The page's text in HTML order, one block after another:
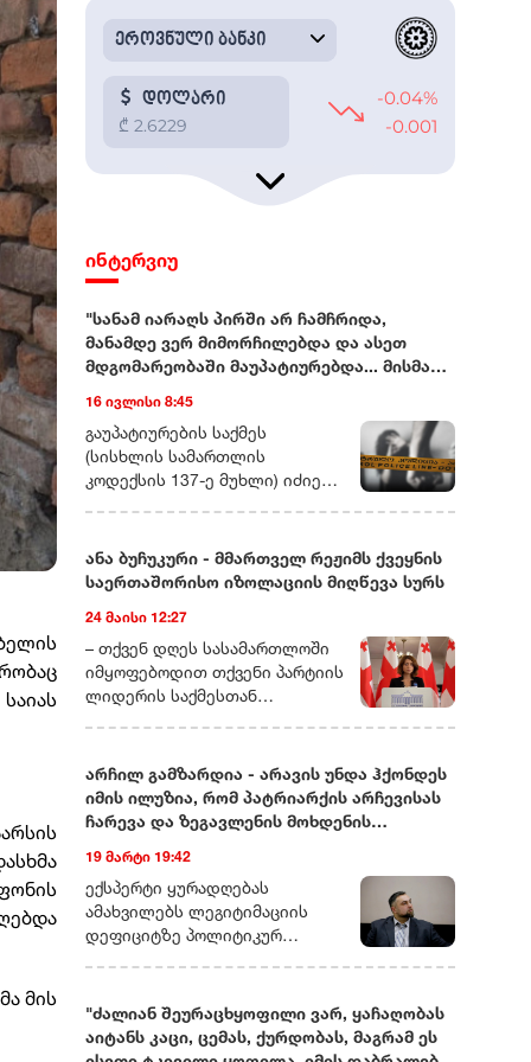
მის
ინტერვიუ
"სანამ იარაღს პირში არ ჩამჩრიდა,
მანამდე ვერ მიმორჩილებდა და ასეთ
მდგომარეობაში მაუპატიურებდა... მისმა
გამაუპატიურეს"
16 ივლისი 8:45
გაუპატიურების საქმეს (სისხლის სამართლის კოდექსის 137-ე მუხლი) იძიებს შინაგან საქმეთა სამინისტროს სამეგრელო-ზემო სვანეთის პოლიციის დეპარტამენტი.ორი, ერთმანეთისგან დამოუკიდებელი წყარო გვეუბნება, რომ პოლიციამ უკვე დაკითხა ის ადამიანები, რომლებმაც, შესაძლოა, ამ ისტორიის შესახებ რამე იცოდნენ.რადიო თავისუფლების ინფორმაციითვე, გამოძიება დაახლოებით ერთი თვის წინ, სოციალურ ქსელში გავრცელებული ვიდეომიმართვების საფუძველზეა დაწყებული.სწორედ ერთი თვის წინ დაუკავშირდა გამომძიებელი 43 წლის ნატა ვიბლიანს, ქალს, რომელიც ამბობს, რომ 90-იან წლებში, რამდენიმე წლის განმავლობაში, მას სისტემატურად აუპატიურებდა თანასოფლელი, სრულწლოვანი კაცი. ამ კაცის გარდა, ნატა ვიბლიანი გაუპატიურებაში ბრალს კიდევ სამ თანასოფლელს სდებს.ვიდეომიმართვებით დაწყებული საქმენატა ვიბლიანის ვიდეომიმართვები სოციალურ ქსელში დაახლოებით სამი თვის წინ გამოჩნდა. ემიგრანტი ქალი ჰყვებოდა, რომ 1990-იან წლებში, სვანეთში, სოფელ სგურიშში, სადაც ის ოჯახთან ერთად ცხოვრობდა, სისტემატური სექსუალური ძალადობის მსხვერპლი იყო. ქალი ღიად ასახელებს იმ კაცების ვინაობას, რომლებმაც მისი თქმით, მასზე ბავშვობისას იძალადეს.ამ ჩანაწერებს არაერთგვაროვანი გამოხმაურება მოჰყვა - სოციალური ქსელების მომხმარებლების ნაწილი გამოძიების დაწყებას, ქალის უფლებების დაცვას, სამართლიანობის აღდგენას მოითხოვს. ისინი ნატა ვიბლიანის მხარდამჭერ, სოლიდარობის გამომხატველ ვიდეომიმართვებსაც ავრცელებენ.ნაწილს კი მიაჩნია, რომ ქალი ყოფილი თანასოფლელების რეპუტაციის შელახვას ცდილობს და ვიდეოების კომენტარებში მას შეურაცხმყოფელი სიტყვებით მიმართავს.„მაუპატიურებდა ბოსელში, სახლში, მინდორში“ - ნატა ვიბლიანის ნაამბობინატა ვიბლიანს რადიო თავისუფლება პირველად რამდენიმე დღის წინ, საზღვარგარეთ დაუკავშირდა. ის წლებია, ემიგრაციაში ცხოვრობს. ჰყავს შვილი და სამი თვის შვილიშვილი.გვეუბნება, რომ ამ 35 წლის განმავლობაში, არ ყოფილა დღე, როდესაც მის თავს გადამხდარ ამბავზე არ უფიქრია: „როცა ძალა მოვიკრიბე, როცა რაღაც ცოდნაც დავაგროვე, გავბედე და ვთქვი, იმ ხალხის დასასჯელად კი არა, სამართლიანობის აღსადგენად“, - ამბობს ნატა ვიბლიანი.ქალს უჭირს დააზუსტოს კონკრეტული წლები, როცა მისი თქმით, თანასოფლელი კაცი - ნათლიის ძმა, მასზე სექსუალურად ძალადობდა:„4 კლასის განათლება მაქვს. ნათლად მახსოვს ფაქტები, მაგრამ წლების დასახელება მიჭირს. მამაჩემის გარდაცვალებიდან ერთი წლის შემდეგ დაიწყო ეს ჯოჯოხეთი. მამას წლისთავის მერე, რამდენიმე დღეში. მამა 7 წლის ასაკში ჩამაკვდა ხელებში და ოთხი და-ძმა დავრჩით, დედაჩემის ამარა“.ნატა ვიბლიანი ამბობს, რომ კაცმა ის პირველად საქონლის სადგომში გააუპატიურა:„ძროხას ვწველიდი, იქ შემოვიდა. თავზე გადამისვა ხელი, ნუ გეშინიაო... ტკივილისგან გავითიშე, რამდენი ხანი ვეგდე იმ ბოსელში, იმ მდგომარეობაში, არ მახსოვს. გონზე რომ მოვედი, ეს ადამიანი იქ აღარ იყო. დამტოვა და გაიქცა“...ნატა ვიბლიანი ჰყვება, რომ იმ დღის შემდეგ, მასზე ძალადობა სისტემატური გახდა, მათ შორის, იარაღის მუქარით:„დაუმორჩილებელი ბავშვი ვიყავი, სანამ იარაღს არ აიღებდა და პირში არ ჩამჩრიდა პისტოლეტის ლულას, მანამდე ვერ მიმორჩილებდა და ასეთ მდგომარეობაში მაუპატიურებდა. ჩემს უმცროს ძმებს უშვერდა იარაღს და ამბობდა, რომ ხმას თუ ამოვიღებდი, იმათ დახოცავდა“.ქალი არამხოლოდ გაუპატიურებაზე არამედ ძალადობისა და დაშინების სხვა ეპიზოდებსაც ჰყვება:„ცხენზე გამომაბა და სადაც ზაფხულობით, საბალახოდ გადაგვყავდა საქონელი, იქამდე მათრია ცხენზე მიბმული, რომ ვინმესთვის არ მეთქვა სიმართლე“.ნატა ვიბლიანის მონათხრობით, ის 14 წლის იქნებოდა, როდესაც დაორსულდა და ბავშვი ნაადრევად გააჩინა:„ვიცი, რომ ცოცხალი დაიბადა, დავინახე და ხმაც გავიგე, ჩემი ინფორმაციით, ექიმი, რომელმაც მამშობიარა, ცოცხალი აღარაა. მახსოვს დიალოგი, ექიმმა როგორ იკითხა ბავშვზე, რა ვუყოთო და ის [კაცი, რომელიც ნატა ვიბლიანის თქმით, მასზე სექსუალურად ძალადობდა] პასუხობდა, მოკალითო. ბავშვს რა ბედი ეწია, არ ვიცი“.43 წლის ქალი ამბობს, რომ სოფელ სგურიშში, როგორც მისმა ოჯახის წევრებმა და ნათესავებმა, ისე სხვა თანასოფლელებმა იცოდნენ, რომ მასზე სექსუალურად ძალადობდნენ, თუმცა ამბობს, რომ თანასოფლელები, მათ შორის, საკუთარი გვარიც წარმომადგენლებიც მას ადანაშაულებდნენ: "[ვიბლიანებთან] ნათლობის სუფრაზე მივედი, გამოვიდნენ, თუკი რამე სალანძღავი სიტყვა იყო, ყველაფერი მეძახეს. ეზოში ბავშვები იყვნენ და ბავშვებმა ქვების სროლით გამომაცილეს".ნატა ვიბლიანის თქმით, 1990-იანი წლების შუაში, ზუგდიდის სამხარეო პოლიციას მიმართა მისმა ბაბუამ, დედის მამამ, თუმცა, საქმის გამოძიება მალევე შეწყდა:„ექსპერტიზაც ჩამიტარეს მაშინ. მაგრამ ამ ადამიანს ნაცნობები ჰყავდა პოლიციაში და ძალიან ბევრი რამ მიიჩქმალა. დაახლოებით ერთ კვირაში, ისევ ჩემმა ოჯახმა, საჩივარი უკან გამოიტანა და ასე დასრულდა ეს საქმე“."რადიო თავისუფლებამ" შინაგან საქმეთა სამინისტროსგან გამოითხოვა 1990-იან წლებში დაწყებული გამოძიების შესახებ ინფორმაცია. უწყებისგან პასუხი ჯერ არ მიგვიღია.გარდა იმ კაცისა, რომელიც ნატა ვიბლიანის თქმით, მასზე სისტემატურად ძალადობდა, ქალი ამბობს, რომ ის იმავე პერიოდში გააუპატიურა კიდევ სამმა კაცმა:„სამივენი ამ კაცის ნათესავები არიან. მათ სწორედ მისი ჩარევით გამაუპატიურეს, მისი სიბინძურის დასაფარად, რომ ხმა ვერ ამომეღო ვერასდროს, როგორც ქალს, რომ ვერასდროს მეთქვა, რომ მე ამდენმა კაცმა გამაუპატიურა“.ნატა ვიბლიანი ამბობს, რომ ის და მისი ოჯახი, მოგვარეების ნაწილის ზეწოლის გამო იძულებული გახდა სოფლიდან 1990-იანი წლების ბოლოს გადასახლებულიყო:„ნოდარიშარები შეგროვდნენ და გადაწყვიტეს, რომ ჩვენი იქ ცხოვრება აღარ შეიძლებოდა, მოგვცეს 22 ათასი ლარი [სოფელში არსებული სახლის სანაცვლო თანხა] და დედასთან და და-ძმებთან ერთად წავედით ზუგდიდში. სოფელში ძალიან კარგი სახლი დავტოვეთ და ზუგდიდში აღმოვჩნდით გაუსაძლის პირობებში. მაშინ ჯერ კიდევ არასრულწლოვანი ვიყავი, მქონდა თვითმკვლელობის მცდელობაც, მაგრამ გადავრჩი.როგორც კი გამოვკეთდი და ძალა მოვიკრიბე, წავედი სახლიდან ქუთაისში და იმის შემდეგ ჩემი ოჯახის წევრებს აღარ გავკარებივარ, აღარც დედმამიშვილებს, არც დედას და არავის. როცა მჭირდებოდა, მაშინ არავინ დამიდგა გვერდში, არც დედაჩემი.ჩემი შვილი ისე გახდა 7 წლის, რომ ნათესავებთან კავშირი არ მქონია. მართალია, შემდეგ აღვადგინე ურთიერთობა, მაგრამ ისე მექცეოდნენ, თითქოს მე ვიყავი დამნაშავე და ამიტომ აღარ მინდა არავისთან ურთიერთობა“.„პირველ რიგში, მოვითხოვთ გამოკითხვას“ - საქმეში ადვოკატი ჩაერთონატა ვიბლიანის ინტერესებს იურისტი მარიამ ბარსონიძე დაიცავს. 15 ივლისს მან უკვე მიმართა შინაგან საქმეთა სამინისტროს, საქმეს კი დაერთო მისი, როგორც ადვოკატის, ორდერი.მარიამ ბარსონიძე რადიო თავისუფლებასთან საუბრისას ამბობს, რომ პირველ რიგში, ის საგამოძიებო უწყებისგან მოითხოვს ნატა ვიბლიანის გამოკითხვას. ის უკვე ესაუბრა საქმის გამომძიებელს„დეტალურად უნდა მოხდეს იმ საზარელი ფაქტების აღწერა, რის შესახებაც ნატა ვიბლიანი ჰყვება. ამის შემდეგ მას აუცილებლად უნდა მიანიჭონ დაზარალებულის სტატუსი და მას, როგორც დაზარალებულს და მე, როგორც დაზარალებულის ადვოკატს, გვექნება სრული უფლება, რომ საქმის მასალებს გავეცნოთ სრულყოფილად“.ადვოკატი უკვე ესაუბრა გამომძიებელს:„ჯერჯერობით, არ მაქვს ინფორმაცია, როდის იგეგმება მისი გამოკითხვა, თუმცა, ეს ცოცხალი პროცესია და ხაზზე ვარ გამომძიებელთან“, - ამბობს მარიამ ბერსონიძე.რა შანსია, რომ 35 წლის შემდეგ გამოძიება სავარაუდო დანაშაულის კვალზე გავიდეს?შესაძლებელია თუ არა, რომ სამი ათწლეულის შემდეგ, პასუხი მოეთხოვოს ადამიანს დანაშაულისთვის, რომლის მსხვერპლიც, სავარაუდოდ, 14 წელს მიუღწეველი ბავშვი იყო?დღეს საქართველოს სისხლის სამართლის კანონმდებლობა არასრულწლოვანის მიმართ ჩადენილი რიგი სექსუალური დანაშაულებისთვის ხანდაზმულობის ვადას აღარ ითვალისწინებს.1990-იან წლებში, სავარაუდოდ ჩადენილი დანაშაულის შემთხვევაში, მნიშვნელოვანია, დადგინდეს დანაშაულის [დანაშაულის ბოლო ეპიზოდის] ჩადენის ზუსტი დრო, მისი სამართლებრივი კვალიფიკაცია, იმ პერიოდში მოქმედი კანონი და ისიც, თუ რა გავლენა შეიძლება ჰქონდეს მოგვიანებით მიღებულ საკანონმდებლო ცვლილებებს.„2020 წლიდან შეიცვალა კანონი და არასრულწლოვანის მიმართ ჩადენილ სქესობრივ დანაშაულებს ხანდაზმულობის ვადა აღარ ეხებათ. თუკი 2020 წლისთვის არ იყო გასული კონკრეტული ხანდაზმულობის ვადა, თავდაპირველად 25 წელი და შემდგომ, 2018-ში შეცვლილი კანონით - 30 წელი, ეს ნიშნავს რომ ნატა ვიბლიანის საქმეს ხანდაზმულობის ვადა აღარ ეხება“, - ეუბნება რადიო თავისუფლებას მარი ვარამაშვილი, ორგანიზაცია „საფარის“ იურისტი. ის სწორედ იმ გოგოებისა და ქალების ინტერესებს იცავს, რომლებიც წლების წინ გახდნენ სქესობრივი დანაშაულის მსხვერპლები და მხოლოდ ახლაღა გადაწყვიტეს ამაზე ხმამაღლა საუბარი:„ეს არ არის ახალი ამბავი, როდესაც ქალები წარსულში, წლების წინ მომხდარი დანაშაულების შესახებ იწყებენ საუბარს. ასეთ დროს ძალიან მნიშვნელოვანია, პროცესში თავად დაზარალებულის ჩართულობა.ამ ეტაპზე, რასაც ვხედავთ, გამოძიება ძალიან შაბლონურადაა დაწყებული. პირველ რიგში, გამოძიება რითაც უნდა დაინტერესდეს, ეს არის დაზარალებულის დროული გამოკითხვა... [უნდა] გამოიკითხოს ყველა ის ადამიანი, ვინც შესაძლოა რაიმე მნიშვნელოვან ინფორმაციას ფლობდეს.ცხადია, საქმეზე, შესაძლოა, დადგეს შედეგი და ასეთ საქმეებზე დამდგარა კიდეც, მთავარია, ეფექტიანი და ყოველმხრივი გამოძიება. მნიშვნელოვანია, რომ ჩატარდეს ქალის ფსიქოლოგიური ექსპერტიზა, რათა ეს მტკიცებულებაც არსებობდეს. ძალიან მნიშვნელოვანია გამოძიებამ გამოითხოვოს არქივიდან ძველი საქმის მასალები. თუკი ეს მასალები არსებობს, ეს უკვე ძალიან მყარი მტკიცებულება იქნება წარსულში ჩადენილი დანაშაულისა. შესაძლოა, მხოლოდ დაზარალებულის ჩვენებითა და ამ მტკიცებულებითაც კი მოხდეს ბრალის წარდგენა“, - ამბობს მარი ვარამაშვილი რადიო თავისუფლებასთან საუბრისას.ნატა ვიბლიანის ინტერესების დამცველს მარიამ ბარსონიძეს მიაჩნია, რომ 43 წლის ქალის საქმე არა მხოლოდ გამოძიების კუთხითაა მნიშვნელოვანი, ის მნიშვნელოვანია იმ ქალებისთვისაც, რომლებიც წლებია დუმან მათ მიმართ ჩადენილი დანაშაულების შესახებ:„ვთვლი, რომ ეს საქმე ბევრი ქალის გზას გახსნის. შესაბამისად, მხოლოდ გამოძიებისა და მისი ხანდაზმულობის კუთხით არ უნდა შევხედოთ ამ საქმეს. საქმეს უნდა შევხედოთ საზოგადოებრივი ინტერესის კუთხითაც.ნატა ვიბლიანის საქმეში არაერთი და ძალიან მძიმე ეპიზოდებია. პირდაპირ გეტყვით, ეს არის ძალიან რთული საქმე და დიდი ალბათობით, შსს მიიღებს გადაწყვეტილებას, რომ აქტიურად აწარმოოს სწორედ ის საგამოძიებო მოქმედებები, რაც შედეგამდე მიიყვანს გამოძიებას. ჩემი პირდაპირი მიზანია, რომ აუცილებლად გამოიკვეთოს დამნაშავეთა წრე და კანონის სრული სიმკაცრით დაისაჯოს თითოეული მათგანი“, - უთხრა რადიო თავისუფლებას მარიამ ბარსონიძემ.ნატა ვიბლიანი რადიო თავისუფლებას ეუბნება, რომ მიუხედავად იმისა, რომ საქართველოდან შორსაა, თავს უსაფრთხოდ მაინც არ გრძნობს და ამ ამბის გახმაურების გამო, ანგარიშსწორების ეშინია:"მე სვანეთის ხუთი გვარი ვამხილე. ხუთი გვარი მემტერება და მომდევს და რომელი გამისწორდება, არ ვიცი. ახლა, მართალია საქართველოში არ ვარ, მაგრამ არც აქ ვგრძნობ თავს უსაფრთხოდ. გან
ანა ბუჩუკური - მმართველ რეჟიმს ქვეყნის
საერთაშორისო იზოლაციის მიღწევა სურს
24 მაისი 12:27
– თქვენ დღეს სასამართლოში
იმყოფებოდით თქვენი პარტიის
ლიდერის საქმესთან
ეს საქმე და რამდენად
სიმბოლურად ასახავს იმას, რაც
ახლა საქართველოში
ოპოზიციური ძალების თავს
ხდება?– დარწმუნებული ვარ,
უკვე იცით, რომ დღეს თითქმის
ყველა ოპოზიციური ლიდერი ან
ციხეშია და
ემიგრაციაში იმყოფება. მსგავსი
რამ საქართველოში ადრე
არასდროს მომხდარა!
არჩილ გამზარდია - არავის უნდა ჰქონდეს
იმის ილუზია, რომ პატრიარქის არჩევისას
ჩარევა და ზეგავლენის მოხდენის
19 მარტი 19:42
ექსპერტი ყურადღებას
ამახვილებს ლეგიტიმაციის
დეფიციტზე პოლიტიკურ
საეკლესიო იერარქიაში
არსებულ შიდა დინებებზე.
გამზარდიას პროგნოზით,
"ძალიან შეურაცხყოფილი ვარ, ყაჩაღობას
აიტანს კაცი, ცემას, ქურდობას, მაგრამ ეს